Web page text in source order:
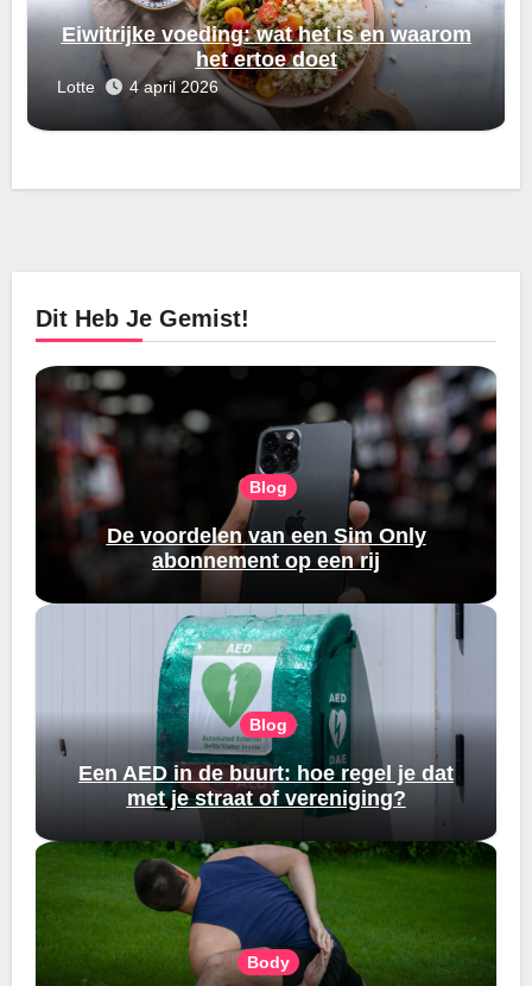
Eiwitrijke voeding: wat het is en waarom
het ertoe doet
Lotte 4 april 2026
Dit Heb Je Gemist!
Blog
De voordelen van een Sim Only
abonnement op een rij
Blog
Een AED in de buurt: hoe regel je dat
met je straat of vereniging?
Body